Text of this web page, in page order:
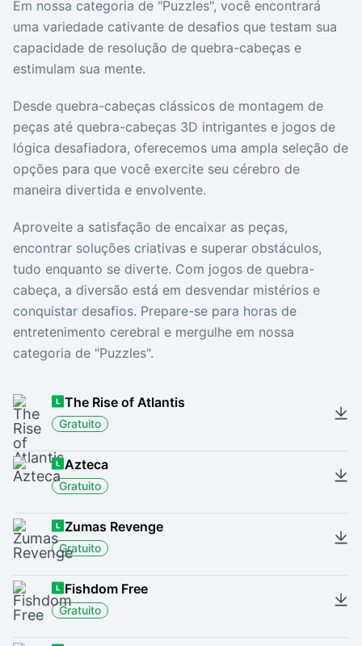
Drivers
Outros
Em nossa categoria de "Puzzles", você encontrará
uma variedade cativante de desafios que testam sua
capacidade de resolução de quebra-cabeças e
estimulam sua mente.
Desde quebra-cabeças clássicos de montagem de
peças até quebra-cabeças 3D intrigantes e jogos de
lógica desafiadora, oferecemos uma ampla seleção de
opções para que você exercite seu cérebro de
maneira divertida e envolvente.
Aproveite a satisfação de encaixar as peças,
encontrar soluções criativas e superar obstáculos,
tudo enquanto se diverte. Com jogos de quebra-
cabeça, a diversão está em desvendar mistérios e
conquistar desafios. Prepare-se para horas de
entretenimento cerebral e mergulhe em nossa
categoria de "Puzzles".
The Rise of Atlantis
Gratuito
Azteca
Gratuito
Zumas Revenge
Gratuito
Fishdom Free
Gratuito